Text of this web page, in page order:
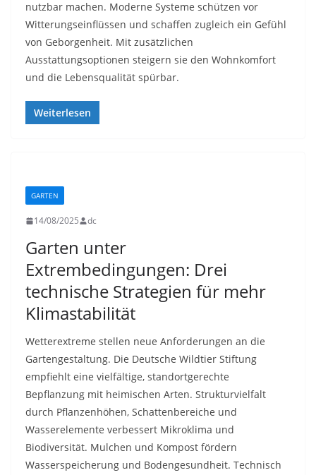
nutzbar machen. Moderne Systeme schützen vor
Witterungseinflüssen und schaffen zugleich ein Gefühl
von Geborgenheit. Mit zusätzlichen
Ausstattungsoptionen steigern sie den Wohnkomfort
und die Lebensqualität spürbar.
Weiterlesen
GARTEN
14/08/2025 dc
Garten unter
Extrembedingungen: Drei
technische Strategien für mehr
Klimastabilität
Wetterextreme stellen neue Anforderungen an die
Gartengestaltung. Die Deutsche Wildtier Stiftung
empfiehlt eine vielfältige, standortgerechte
Bepflanzung mit heimischen Arten. Strukturvielfalt
durch Pflanzenhöhen, Schattenbereiche und
Wasserelemente verbessert Mikroklima und
Biodiversität. Mulchen und Kompost fördern
Wasserspeicherung und Bodengesundheit. Technisch